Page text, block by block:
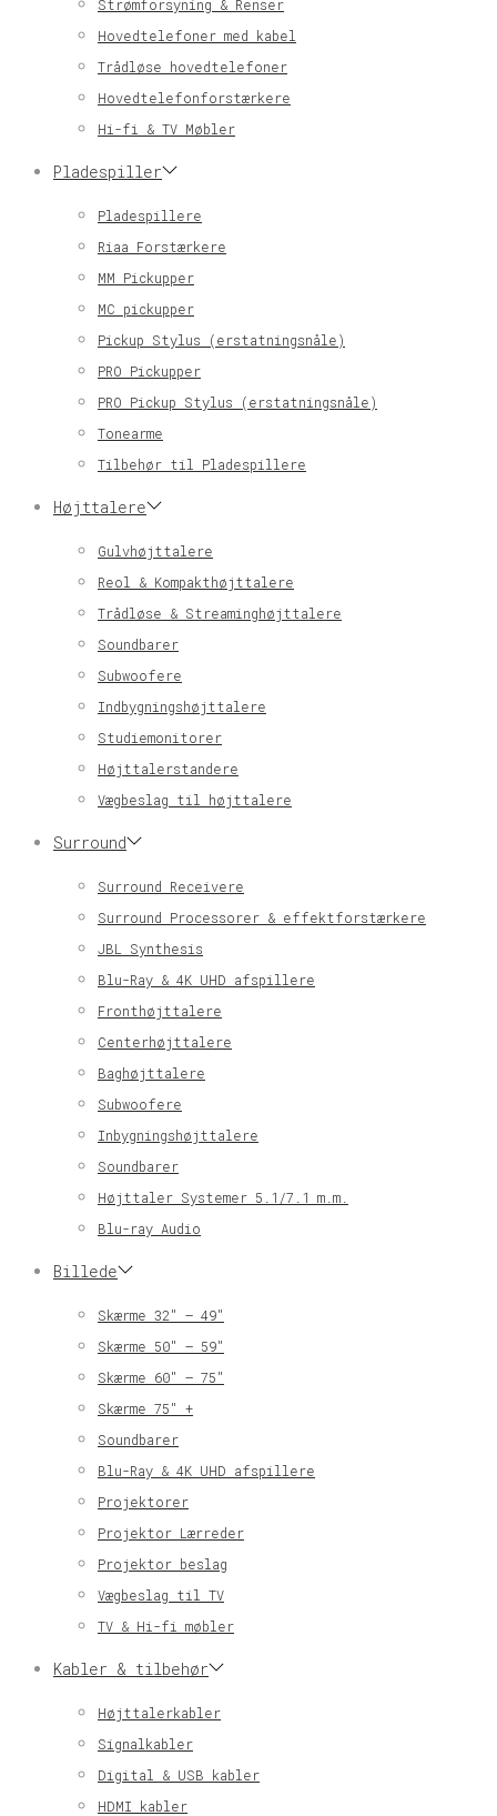
Strømforsyning & Renser
Hovedtelefoner med kabel
Trådløse hovedtelefoner
Hovedtelefonforstærkere
Hi-fi & TV Møbler
Pladespiller
Pladespillere
Riaa Forstærkere
MM Pickupper
MC pickupper
Pickup Stylus (erstatningsnåle)
PRO Pickupper
PRO Pickup Stylus (erstatningsnåle)
Tonearme
Tilbehør til Pladespillere
Højttalere
Gulvhøjttalere
Reol & Kompakthøjttalere
Trådløse & Streaminghøjttalere
Soundbarer
Subwoofere
Indbygningshøjttalere
Studiemonitorer
Højttalerstandere
Vægbeslag til højttalere
Surround
Surround Receivere
Surround Processorer & effektforstærkere
JBL Synthesis
Blu-Ray & 4K UHD afspillere
Fronthøjttalere
Centerhøjttalere
Baghøjttalere
Subwoofere
Inbygningshøjttalere
Soundbarer
Højttaler Systemer 5.1/7.1 m.m.
Blu-ray Audio
Billede
Skærme 32″ – 49″
Skærme 50″ – 59″
Skærme 60″ – 75″
Skærme 75″ +
Soundbarer
Blu-Ray & 4K UHD afspillere
Projektorer
Projektor Lærreder
Projektor beslag
Vægbeslag til TV
TV & Hi-fi møbler
Kabler & tilbehør
Højttalerkabler
Signalkabler
Digital & USB kabler
HDMI kabler